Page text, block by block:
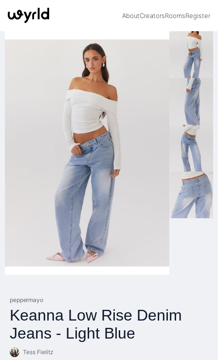
AboutCreatorsRoomsRegister
peppermayo
Keanna Low Rise Denim
Jeans - Light Blue
Tess Fielitz